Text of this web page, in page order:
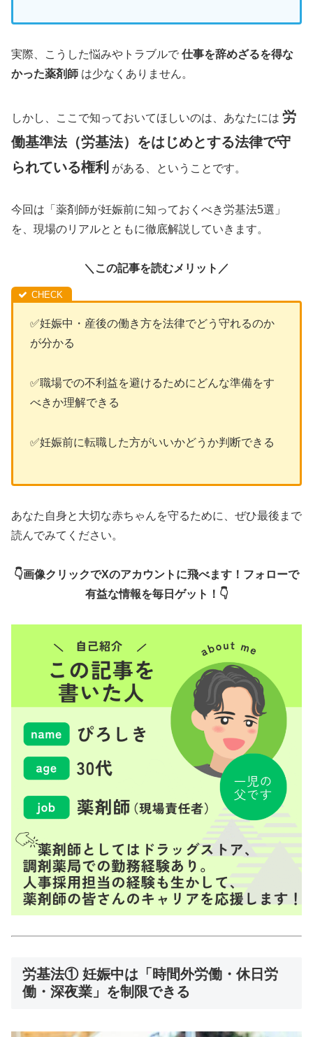
実際、こうした悩みやトラブルで 仕事を辞めざるを得な
かった薬剤師 は少なくありません。
しかし、ここで知っておいてほしいのは、あなたには 労
働基準法（労基法）をはじめとする法律で守
られている権利 がある、ということです。
今回は「薬剤師が妊娠前に知っておくべき労基法5選」
を、現場のリアルとともに徹底解説していきます。
＼この記事を読むメリット／
✅妊娠中・産後の働き方を法律でどう守れるのか
が分かる
✅職場での不利益を避けるためにどんな準備をす
べきか理解できる
✅妊娠前に転職した方がいいかどうか判断できる
あなた自身と大切な赤ちゃんを守るために、ぜひ最後まで
読んでみてください。
👇画像クリックでXのアカウントに飛べます！フォローで
有益な情報を毎日ゲット！👇
労基法① 妊娠中は「時間外労働・休日労
働・深夜業」を制限できる